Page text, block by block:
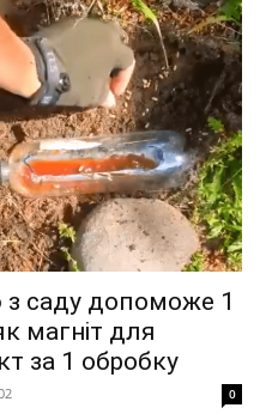
саду допоможе 1
магніт для
за 1 обробку
0